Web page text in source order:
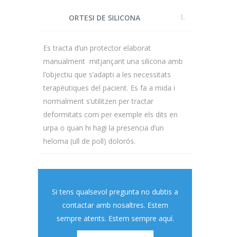
ORTESI DE SILICONA
Es tracta d’un protector elaborat
manualment mitjançant una silicona amb
l’objectiu que s’adapti a les necessitats
terapèutiques del pacient. Es fa a mida i
normalment s’utilitzen per tractar
deformitats com per exemple els dits en
urpa o quan hi hagi la presencia d’un
heloma (ull de poll) dolorós.
Si tens qualsevol pregunta no dubtis a
contactar amb nosaltres. Estem
sempre atents. Estem sempre aquí.